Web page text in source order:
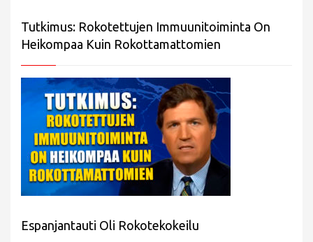
Tutkimus: Rokotettujen Immuunitoiminta On
Heikompaa Kuin Rokottamattomien
Espanjantauti Oli Rokotekokeilu